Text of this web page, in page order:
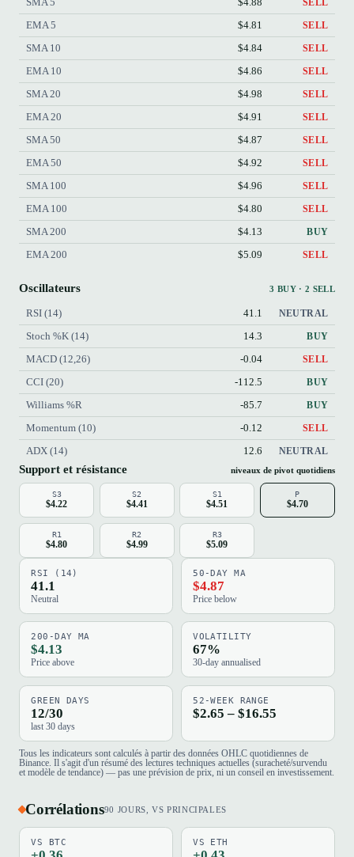
SELL
EMA 5 $4.81 SELL
SMA 10 $4.84 SELL
EMA 10 $4.86 SELL
SMA 20 $4.98 SELL
EMA 20 $4.91 SELL
SMA 50 $4.87 SELL
EMA 50 $4.92 SELL
SMA 100 $4.96 SELL
EMA 100 $4.80 SELL
SMA 200 $4.13 BUY
EMA 200 $5.09 SELL
Oscillateurs 3 BUY · 2 SELL
RSI (14) 41.1 NEUTRAL
Stoch %K (14) 14.3 BUY
MACD (12,26) -0.04 SELL
CCI (20) -112.5 BUY
Williams %R -85.7 BUY
Momentum (10) -0.12 SELL
ADX (14) 12.6 NEUTRAL
Support et résistance niveaux de pivot quotidiens
S3
$4.22
S2
$4.41
S1
$4.51
P
$4.70
R1
$4.80
R2
$4.99
R3
$5.09
RSI (14)
41.1
Neutral
50-DAY MA
$4.87
Price below
200-DAY MA
$4.13
Price above
VOLATILITY
67%
30-day annualised
GREEN DAYS
12/30
last 30 days
52-WEEK RANGE
$2.65 – $16.55
Tous les indicateurs sont calculés à partir des données OHLC quotidiennes de
Binance. Il s'agit d'un résumé des lectures techniques actuelles (suracheté/survendu
et modèle de tendance) — pas une prévision de prix, ni un conseil en investissement.
Corrélations90 JOURS, VS PRINCIPALES
VS BTC VS ETH